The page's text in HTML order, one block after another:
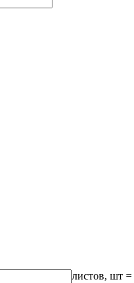
листов, шт =